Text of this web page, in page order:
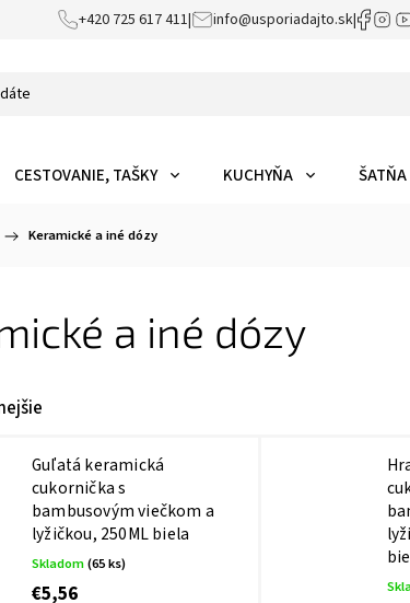
+420 725 617 411| info@usporiadajto.sk|
CESTOVANIE, TAŠKY KUCHYŇA ŠATŇA
/ Keramické a iné dózy
a iné dózy
Guľatá keramická
cukornička s
bambusovým viečkom a
lyžičkou, 250ML biela
Skladom(65 ks)
€5,56